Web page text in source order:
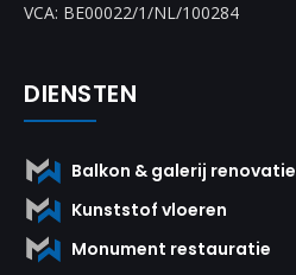
VCA: BE00022/1/NL/100284
DIENSTEN
Balkon & galerij renovatie
Kunststof vloeren
Monument restauratie